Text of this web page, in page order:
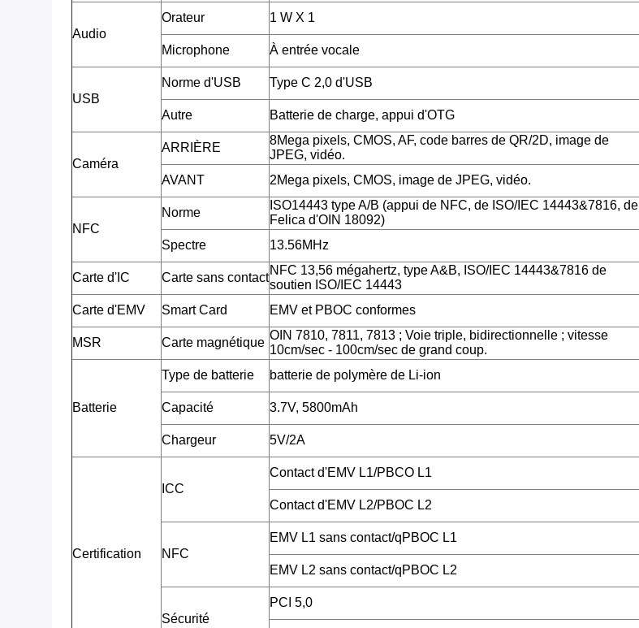
Audio
Orateur 1 W X 1
Microphone À entrée vocale
USB
Norme d'USB Type C 2,0 d'USB
Autre Batterie de charge, appui d'OTG
Caméra
ARRIÈRE
8Mega pixels, CMOS, AF, code barres de QR/2D, image de
JPEG, vidéo.
AVANT
2Mega pixels, CMOS, image de JPEG, vidéo.
NFC
Norme
ISO14443 type A/B (appui de NFC, de ISO/IEC 14443&7816, de
Felica d'OIN 18092)
Spectre
13.56MHz
Carte d'IC Carte sans contact
NFC 13,56 mégahertz, type A&B, ISO/IEC 14443&7816 de
soutien ISO/IEC 14443
Carte d'EMV
Smart Card EMV et PBOC conformes
MSR Carte magnétique
OIN 7810, 7811, 7813 ; Voie triple, bidirectionnelle ; vitesse
10cm/sec - 100cm/sec de grand coup.
Batterie
Type de batterie batterie de polymère de Li-ion
Capacité 3.7V, 5800mAh
Chargeur 5V/2A
Certification
ICC
Contact d'EMV L1/PBCO L1
Contact d'EMV L2/PBOC L2
NFC
EMV L1 sans contact/qPBOC L1
EMV L2 sans contact/qPBOC L2
Sécurité
PCI 5,0